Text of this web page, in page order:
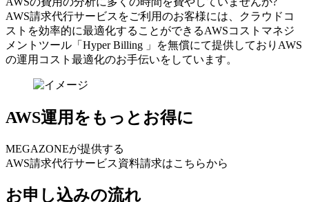
AWS請求代⾏サービスをご利⽤のお客様には、クラウドコ
ストを効率的に最適化することができるAWSコストマネジ
メントツール「Hyper Billing 」を無償にて提供しておりAWS
の運⽤コスト最適化のお⼿伝いをしています。
AWS運用をもっとお得に
MEGAZONEが提供する
AWS請求代行サービス資料請求はこちらから
お申し込みの流れ